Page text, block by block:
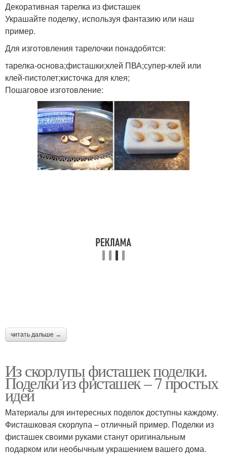
Декоративная тарелка из фисташек
Украшайте поделку, используя фантазию или наш
пример.
Для изготовления тарелочки понадобятся:
тарелка-основа;фисташки;клей ПВА;супер-клей или
клей-пистолет;кисточка для клея;
Пошаговое изготовление:
читать дальше →
Из скорлупы фисташек поделки.
Поделки из фисташек – 7 простых
идей
Материалы для интересных поделок доступны каждому.
Фисташковая скорлупа – отличный пример. Поделки из
фисташек своими руками станут оригинальным
подарком или необычным украшением вашего дома.